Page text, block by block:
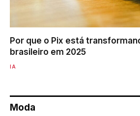
Por que o Pix está
brasileiro em 2025
IA
Moda